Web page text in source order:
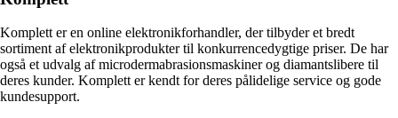
Komplett er en online elektronikforhandler, der tilbyder et bredt
sortiment af elektronikprodukter til konkurrencedygtige priser. De har
også et udvalg af microdermabrasionsmaskiner og diamantslibere til
deres kunder. Komplett er kendt for deres pålidelige service og gode
kundesupport.